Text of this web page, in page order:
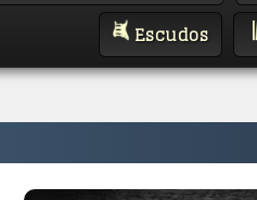
Escudos